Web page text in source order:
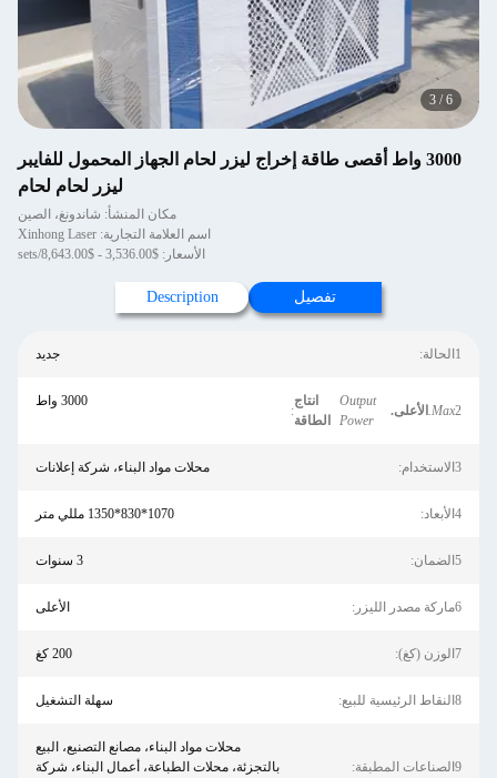
4 /6
3000 واط أقصى طاقة إخراج ليزر لحام الجهاز المحمول للفايبر
ليزر لحام لحام
مكان المنشأ: شاندونغ، الصين
اسم العلامة التجارية: Xinhong Laser
الأسعار: $3,536.00 - $8,643.00/sets
تفصيل Description
1الحالة: جديد
2
Max. الأعلى.
Output
Power
انتاج
الطاقة
:
3000 واط
3الاستخدام: محلات مواد البناء، شركة إعلانات
4الأبعاد: 1070*830*1350 مللي متر
5الضمان: 3 سنوات
6ماركة مصدر الليزر: الأعلى
7الوزن (كغ): 200 كغ
8النقاط الرئيسية للبيع: سهلة التشغيل
9الصناعات المطبقة:
محلات مواد البناء، مصانع التصنيع، البيع
بالتجزئة، محلات الطباعة، أعمال البناء، شركة